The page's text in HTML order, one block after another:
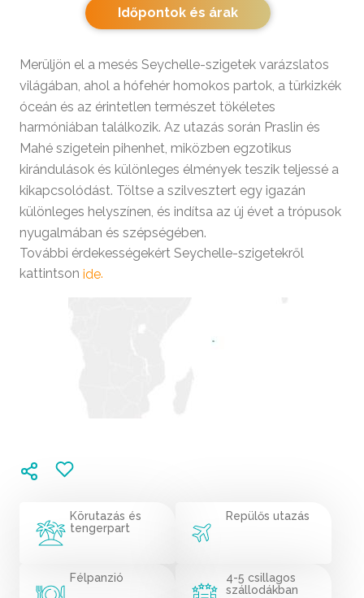
Időpontok és árak
Merüljön el a mesés Seychelle-szigetek varázslatos
világában, ahol a hófehér homokos partok, a türkizkék
óceán és az érintetlen természet tökéletes
harmóniában találkozik. Az utazás során Praslin és
Mahé szigetein pihenhet, miközben egzotikus
kirándulások és különleges élmények teszik teljessé a
kikapcsolódást. Töltse a szilvesztert egy igazán
különleges helyszínen, és indítsa az új évet a trópusok
nyugalmában és szépségében.
További érdekességekért Seychelle-szigetekről
kattintson ide.
Körutazás és
tengerpart
Repülős utazás
Félpanzió
4-5 csillagos
szállodákban